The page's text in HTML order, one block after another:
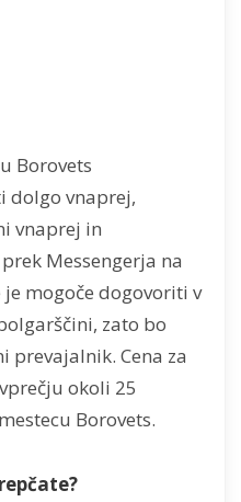
Borovets
dolgo vnaprej,
vnaprej in
Messengerja na
je mogoče dogovoriti v
zato bo
prevajalnik. Cena za
okoli 25
Borovets.